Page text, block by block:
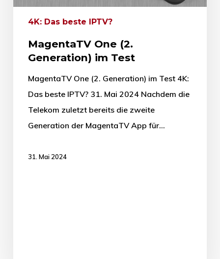
4K: Das beste IPTV?
MagentaTV One (2.
Generation) im Test
MagentaTV One (2. Generation) im Test 4K:
Das beste IPTV? 31. Mai 2024 Nachdem die
Telekom zuletzt bereits die zweite
Generation der MagentaTV App für…
31. Mai 2024